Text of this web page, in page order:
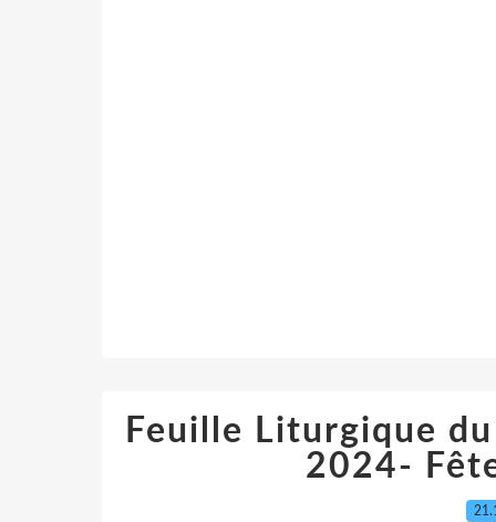
Feuille Liturgique
2024-